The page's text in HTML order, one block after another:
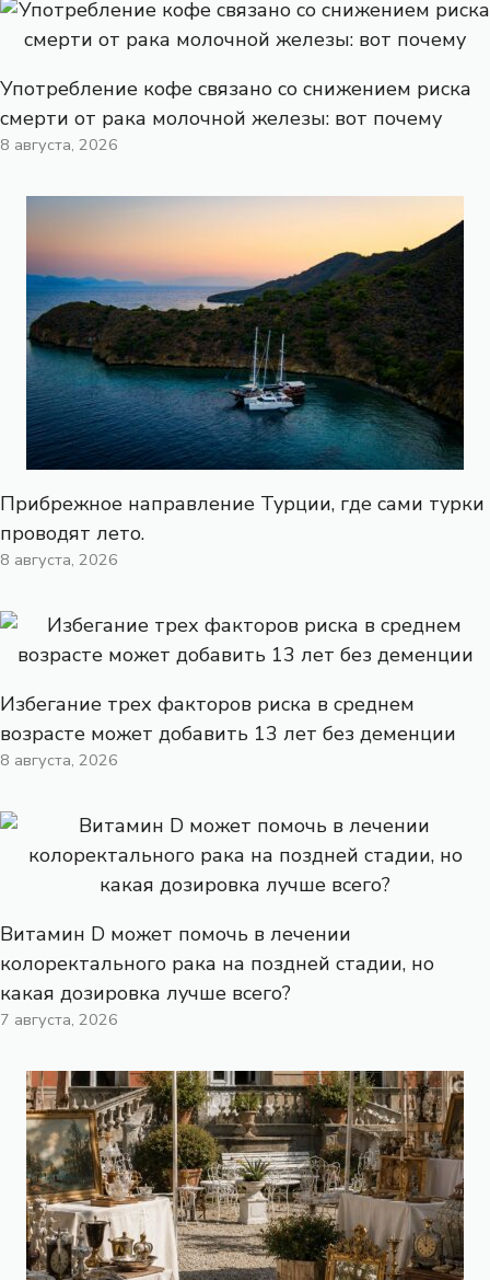
Употребление кофе связано со снижением риска
смерти от рака молочной железы: вот почему
8 августа, 2026
Прибрежное направление Турции, где сами турки
проводят лето.
8 августа, 2026
Избегание трех факторов риска в среднем
возрасте может добавить 13 лет без деменции
8 августа, 2026
Витамин D может помочь в лечении
колоректального рака на поздней стадии, но
какая дозировка лучше всего?
7 августа, 2026